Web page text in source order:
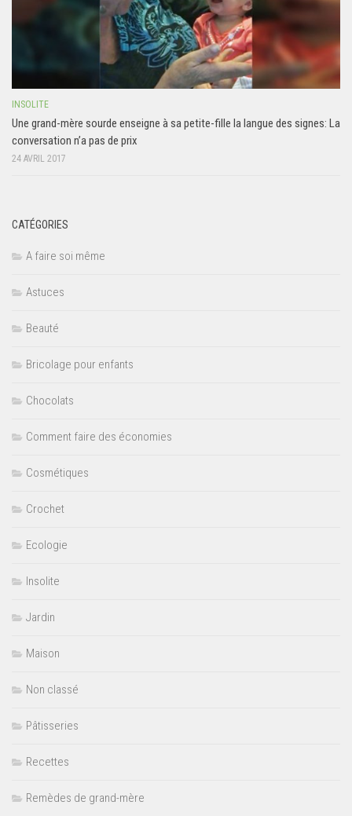
INSOLITE
Une grand-mère sourde enseigne à sa petite-fille la langue des signes: La
conversation n’a pas de prix
24 AVRIL 2017
CATÉGORIES
A faire soi même
Astuces
Beauté
Bricolage pour enfants
Chocolats
Comment faire des économies
Cosmétiques
Crochet
Ecologie
Insolite
Jardin
Maison
Non classé
Pâtisseries
Recettes
Remèdes de grand-mère